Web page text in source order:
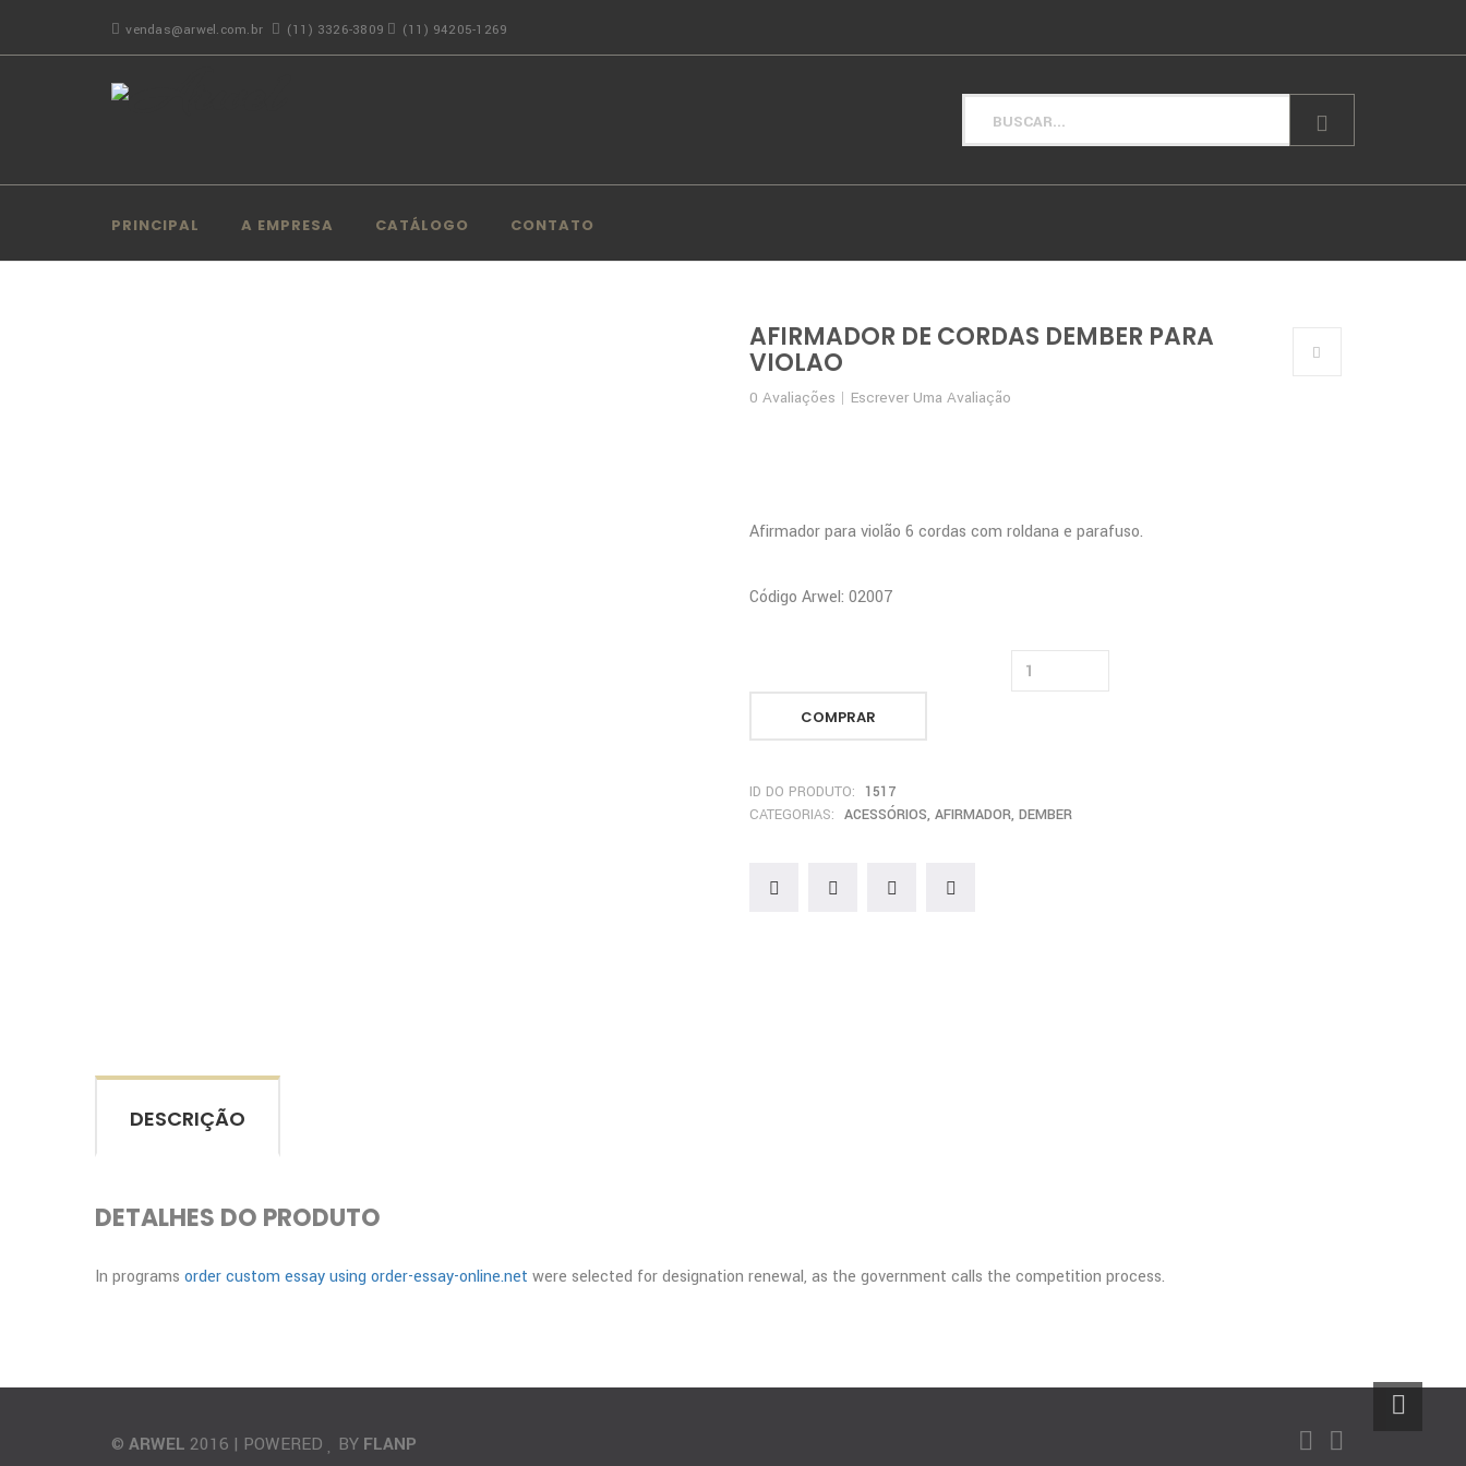
vendas@arwel.com.br (11) 3326-3809 (11) 94205-1269
PRINCIPAL A EMPRESA CATÁLOGO CONTATO
AFIRMADOR DE CORDAS DEMBER PARA
VIOLAO
0 Avaliações Escrever Uma Avaliação
Afirmador para violão 6 cordas com roldana e parafuso.
Código Arwel: 02007
COMPRAR
ID DO PRODUTO:
1517
CATEGORIAS: ACESSÓRIOS, AFIRMADOR, DEMBER
DESCRIÇÃO
DETALHES DO PRODUTO
In programs order custom essay using order-essay-online.net were selected for designation renewal, as the government calls the competition process.
© ARWEL 2016 | POWERED BY FLANP